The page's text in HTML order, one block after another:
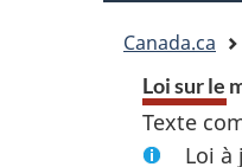
Canada.ca
Loi sur le
Texte
Loi à